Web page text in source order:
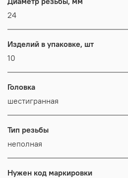
24
Изделий в упаковке, шт
10
Головка
шестигранная
Тип резьбы
неполная
Нужен код маркировки